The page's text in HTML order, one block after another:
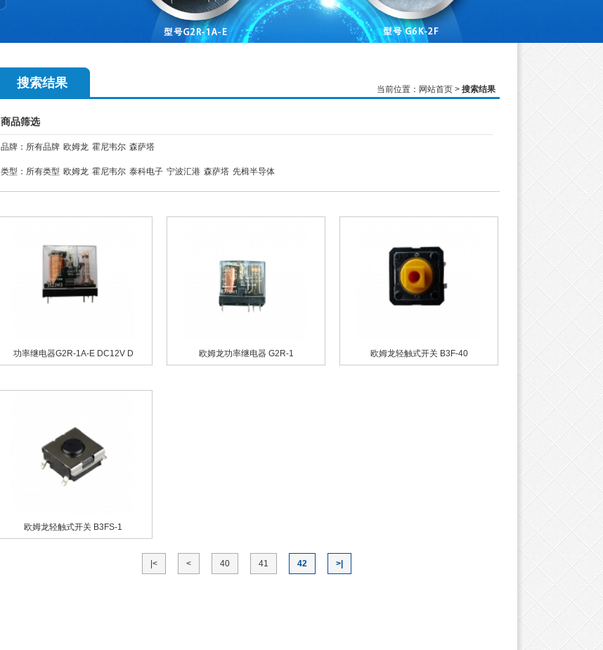
搜索结果 当前位置： 网站首页 > 搜索结果
商品筛选
品牌： 所有品牌 欧姆龙 霍尼韦尔 森萨塔
类型： 所有类型 欧姆龙 霍尼韦尔 泰科电子 宁波汇港 森萨塔 先楫半导体
功率继电器G2R-1A-E DC12V D 欧姆龙功率继电器 G2R-1 欧姆龙轻触式开关 B3F-40
欧姆龙轻触式开关 B3FS-1
|< < 40 41 42 >|